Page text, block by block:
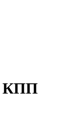
КПП